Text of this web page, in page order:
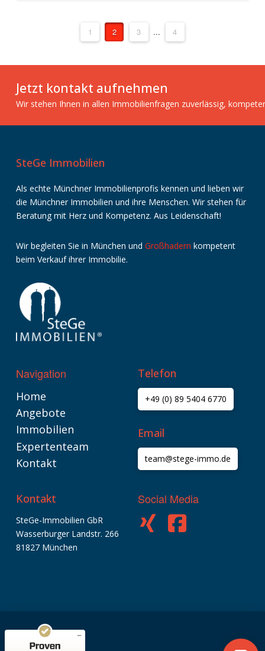
1 2 3 ... 4
Jetzt kontakt aufnehmen
Wir stehen Ihnen in allen Immobilienfragen zuverlässig,
SteGe Immobilien
Als echte Münchner Immobilienprofis kennen und lieben wir
die Münchner Immobilien und ihre Menschen. Wir stehen für
Beratung mit Herz und Kompetenz. Aus Leidenschaft!
Wir begleiten Sie in München und Großhadern kompetent
beim Verkauf ihrer Immobilie.
Navigation
Home
Angebote
Immobilien
Expertenteam
Kontakt
Telefon
+49 (0) 89 5404 6770
Email
team@stege-immo.de
Kontakt
SteGe-Immobilien GbR
Wasserburger Landstr. 266
81827 München
Social Media
Kundenbewertungen und Erfahrungen zu
SteGe-Immobilien GbR
573
Bewertungen von